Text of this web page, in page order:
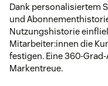
Dank personalisiertem
und
Nutzungshistorie
Mitarbeiter:innen die
festigen. Eine 360-
Markentreue.